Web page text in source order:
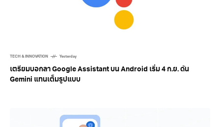
TECH & INNOVATION Yesterday
เตรียมบอกลา Google Assistant บน Android เริ่ม 4 ก.ย. ดัน
Gemini แทนเต็มรูปแบบ